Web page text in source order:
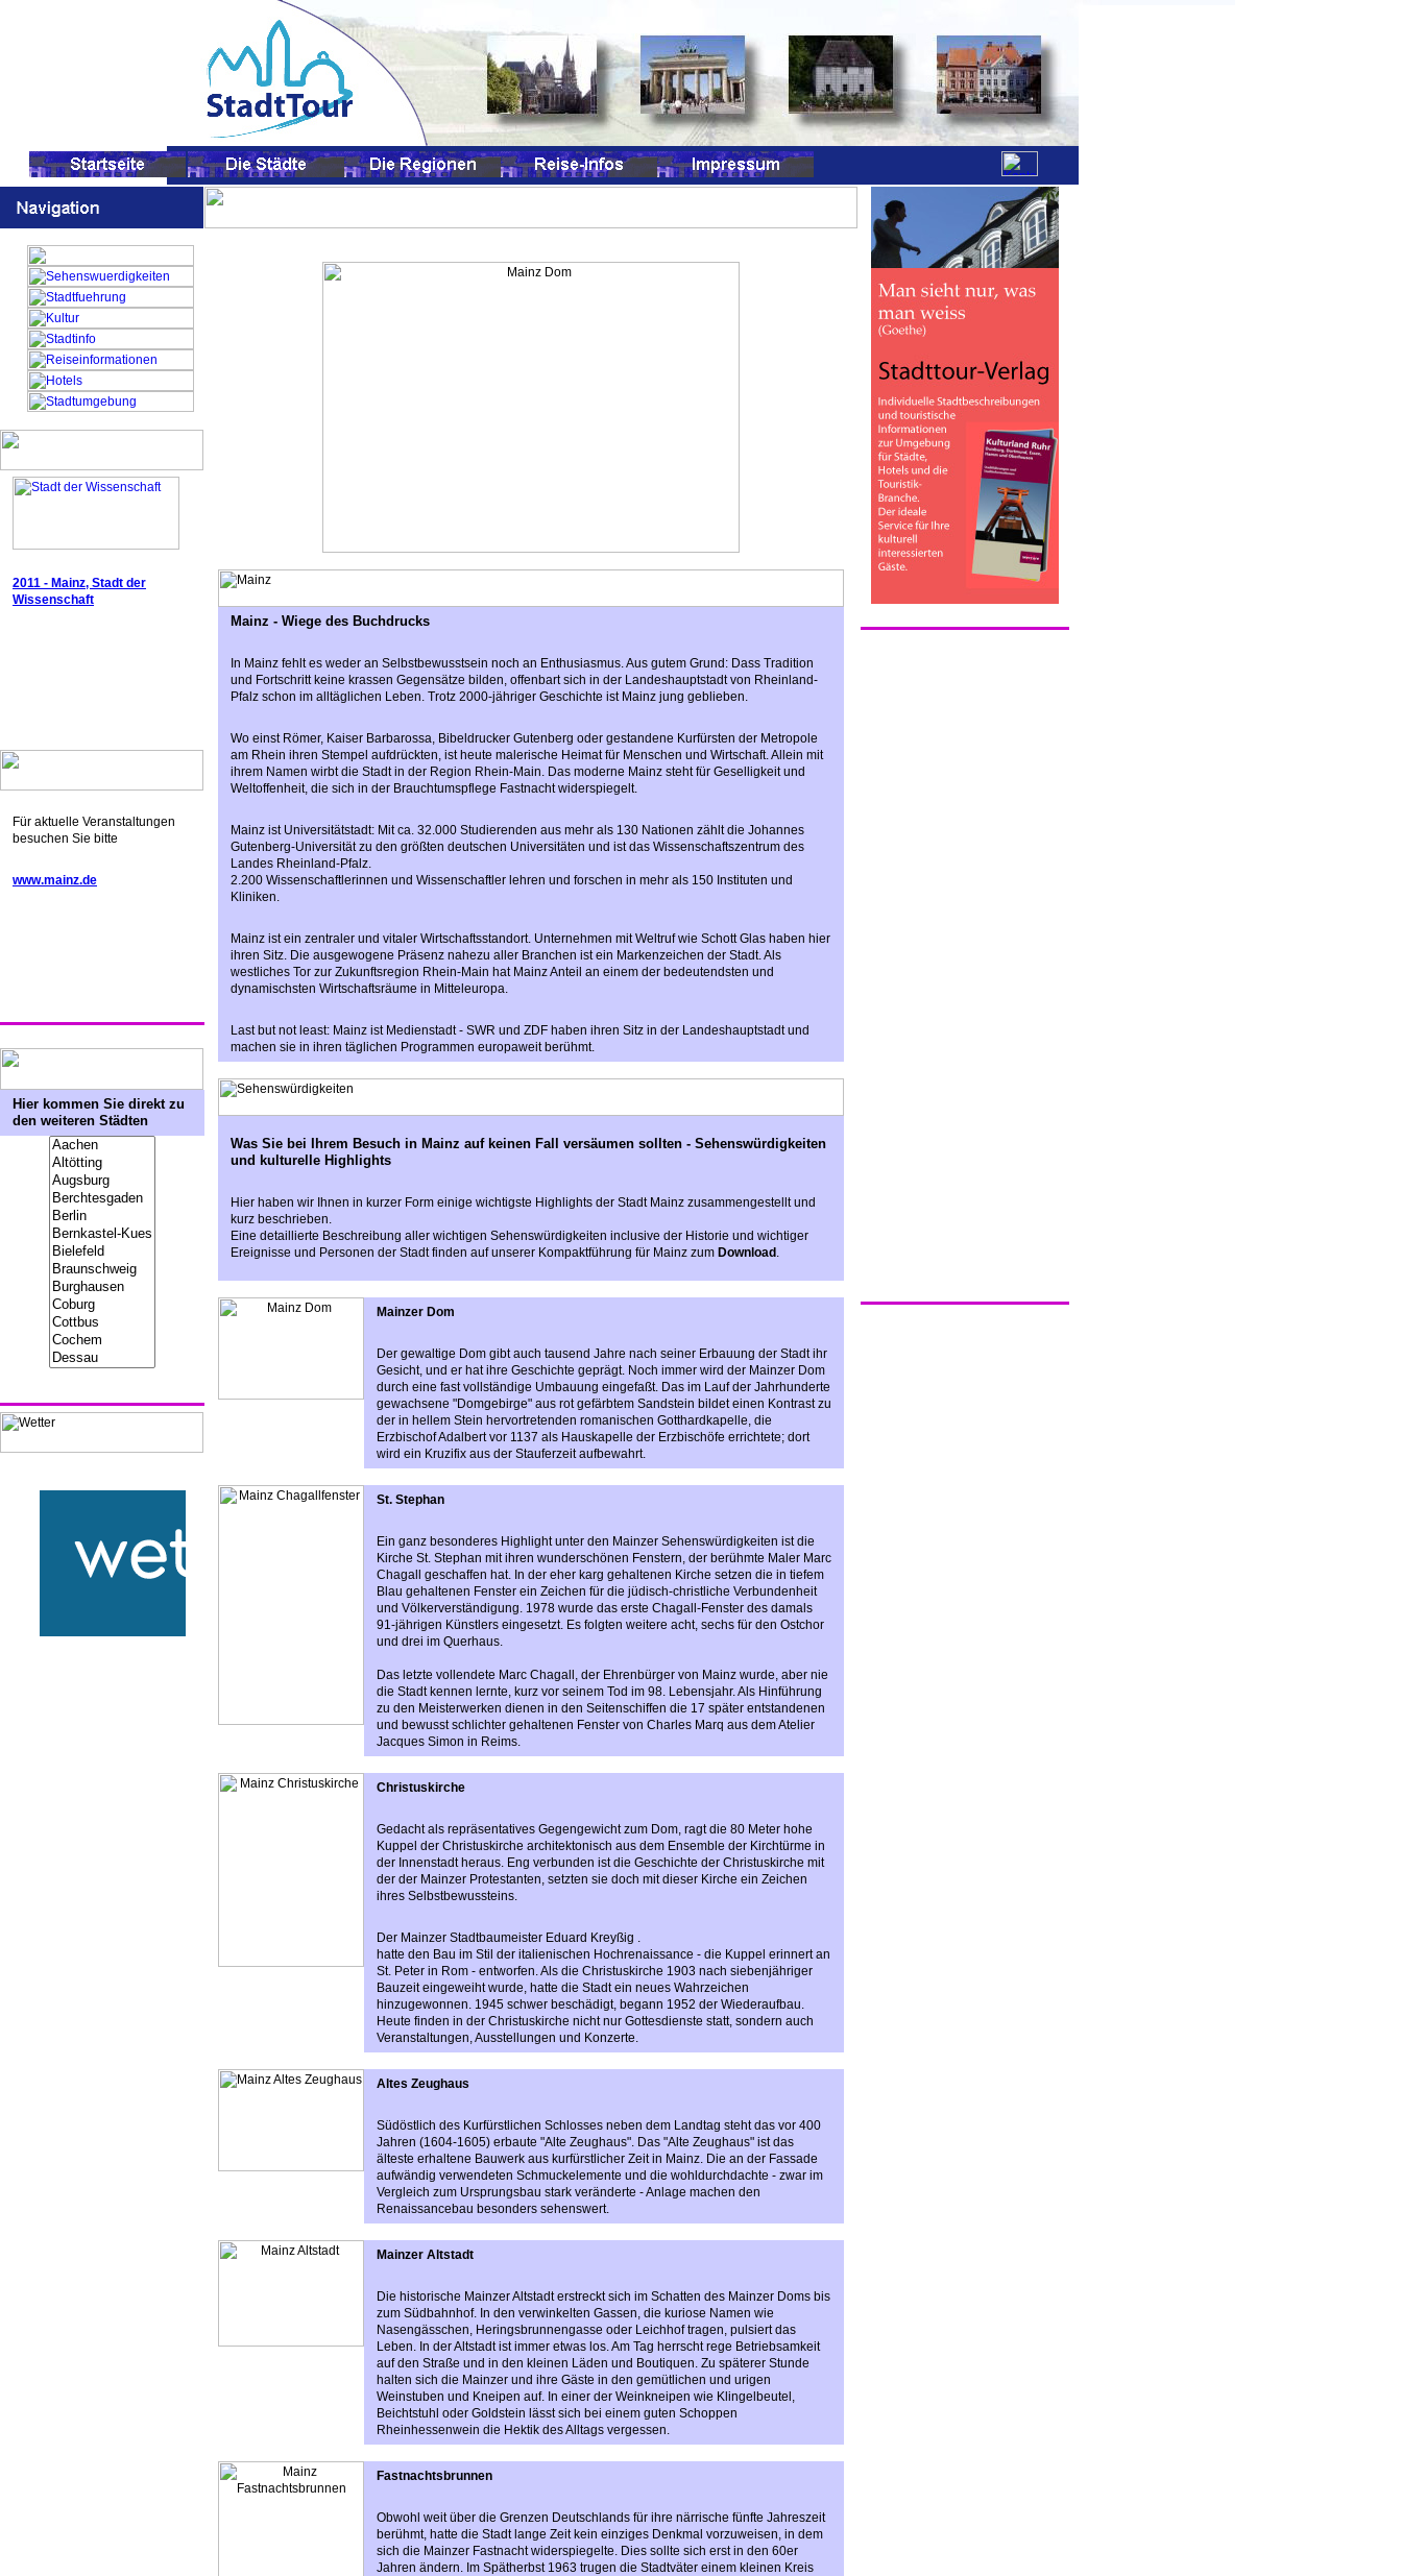
2011 - Mainz, Stadt der
Wissenschaft
Für aktuelle Veranstaltungen
besuchen Sie bitte
www.mainz.de
Hier kommen Sie direkt zu
den weiteren Städten
Mainz - Wiege des Buchdrucks
In Mainz fehlt es weder an Selbstbewusstsein noch an Enthusiasmus. Aus gutem Grund: Dass Tradition
und Fortschritt keine krassen Gegensätze bilden, offenbart sich in der Landeshauptstadt von Rheinland-
Pfalz schon im alltäglichen Leben. Trotz 2000-jähriger Geschichte ist Mainz jung geblieben.
Wo einst Römer, Kaiser Barbarossa, Bibeldrucker Gutenberg oder gestandene Kurfürsten der Metropole
am Rhein ihren Stempel aufdrückten, ist heute malerische Heimat für Menschen und Wirtschaft. Allein mit
ihrem Namen wirbt die Stadt in der Region Rhein-Main. Das moderne Mainz steht für Geselligkeit und
Weltoffenheit, die sich in der Brauchtumspflege Fastnacht widerspiegelt.
Mainz ist Universitätstadt: Mit ca. 32.000 Studierenden aus mehr als 130 Nationen zählt die Johannes
Gutenberg-Universität zu den größten deutschen Universitäten und ist das Wissenschaftszentrum des
Landes Rheinland-Pfalz.
2.200 Wissenschaftlerinnen und Wissenschaftler lehren und forschen in mehr als 150 Instituten und
Kliniken.
Mainz ist ein zentraler und vitaler Wirtschaftsstandort. Unternehmen mit Weltruf wie Schott Glas haben hier
ihren Sitz. Die ausgewogene Präsenz nahezu aller Branchen ist ein Markenzeichen der Stadt. Als
westliches Tor zur Zukunftsregion Rhein-Main hat Mainz Anteil an einem der bedeutendsten und
dynamischsten Wirtschaftsräume in Mitteleuropa.
Last but not least: Mainz ist Medienstadt - SWR und ZDF haben ihren Sitz in der Landeshauptstadt und
machen sie in ihren täglichen Programmen europaweit berühmt.
Was Sie bei Ihrem Besuch in Mainz auf keinen Fall versäumen sollten - Sehenswürdigkeiten
und kulturelle Highlights
Hier haben wir Ihnen in kurzer Form einige wichtigste Highlights der Stadt Mainz zusammengestellt und
kurz beschrieben.
Eine detaillierte Beschreibung aller wichtigen Sehenswürdigkeiten inclusive der Historie und wichtiger
Ereignisse und Personen der Stadt finden auf unserer Kompaktführung für Mainz zum Download .
Mainzer Dom
Der gewaltige Dom gibt auch tausend Jahre nach seiner Erbauung der Stadt ihr
Gesicht, und er hat ihre Geschichte geprägt. Noch immer wird der Mainzer Dom
durch eine fast vollständige Umbauung eingefaßt. Das im Lauf der Jahrhunderte
gewachsene "Domgebirge" aus rot gefärbtem Sandstein bildet einen Kontrast zu
der in hellem Stein hervortretenden romanischen Gotthardkapelle, die
Erzbischof Adalbert vor 1137 als Hauskapelle der Erzbischöfe errichtete; dort
wird ein Kruzifix aus der Stauferzeit aufbewahrt.
St. Stephan
Ein ganz besonderes Highlight unter den Mainzer Sehenswürdigkeiten ist die
Kirche St. Stephan mit ihren wunderschönen Fenstern, der berühmte Maler Marc
Chagall geschaffen hat. In der eher karg gehaltenen Kirche setzen die in tiefem
Blau gehaltenen Fenster ein Zeichen für die jüdisch-christliche Verbundenheit
und Völkerverständigung. 1978 wurde das erste Chagall-Fenster des damals
91-jährigen Künstlers eingesetzt. Es folgten weitere acht, sechs für den Ostchor
und drei im Querhaus.
Das letzte vollendete Marc Chagall, der Ehrenbürger von Mainz wurde, aber nie
die Stadt kennen lernte, kurz vor seinem Tod im 98. Lebensjahr. Als Hinführung
zu den Meisterwerken dienen in den Seitenschiffen die 17 später entstandenen
und bewusst schlichter gehaltenen Fenster von Charles Marq aus dem Atelier
Jacques Simon in Reims.
Christuskirche
Gedacht als repräsentatives Gegengewicht zum Dom, ragt die 80 Meter hohe
Kuppel der Christuskirche architektonisch aus dem Ensemble der Kirchtürme in
der Innenstadt heraus. Eng verbunden ist die Geschichte der Christuskirche mit
der der Mainzer Protestanten, setzten sie doch mit dieser Kirche ein Zeichen
ihres Selbstbewussteins.
Der Mainzer Stadtbaumeister Eduard Kreyßig .
hatte den Bau im Stil der italienischen Hochrenaissance - die Kuppel erinnert an
St. Peter in Rom - entworfen. Als die Christuskirche 1903 nach siebenjähriger
Bauzeit eingeweiht wurde, hatte die Stadt ein neues Wahrzeichen
hinzugewonnen. 1945 schwer beschädigt, begann 1952 der Wiederaufbau.
Heute finden in der Christuskirche nicht nur Gottesdienste statt, sondern auch
Veranstaltungen, Ausstellungen und Konzerte.
Altes Zeughaus
Südöstlich des Kurfürstlichen Schlosses neben dem Landtag steht das vor 400
Jahren (1604-1605) erbaute "Alte Zeughaus". Das "Alte Zeughaus" ist das
älteste erhaltene Bauwerk aus kurfürstlicher Zeit in Mainz. Die an der Fassade
aufwändig verwendeten Schmuckelemente und die wohldurchdachte - zwar im
Vergleich zum Ursprungsbau stark veränderte - Anlage machen den
Renaissancebau besonders sehenswert.
Mainzer Altstadt
Die historische Mainzer Altstadt erstreckt sich im Schatten des Mainzer Doms bis
zum Südbahnhof. In den verwinkelten Gassen, die kuriose Namen wie
Nasengässchen, Heringsbrunnengasse oder Leichhof tragen, pulsiert das
Leben. In der Altstadt ist immer etwas los. Am Tag herrscht rege Betriebsamkeit
auf den Straße und in den kleinen Läden und Boutiquen. Zu späterer Stunde
halten sich die Mainzer und ihre Gäste in den gemütlichen und urigen
Weinstuben und Kneipen auf. In einer der Weinkneipen wie Klingelbeutel,
Beichtstuhl oder Goldstein lässt sich bei einem guten Schoppen
Rheinhessenwein die Hektik des Alltags vergessen.
Fastnachtsbrunnen
Obwohl weit über die Grenzen Deutschlands für ihre närrische fünfte Jahreszeit
berühmt, hatte die Stadt lange Zeit kein einziges Denkmal vorzuweisen, in dem
sich die Mainzer Fastnacht widerspiegelte. Dies sollte sich erst in den 60er
Jahren ändern. Im Spätherbst 1963 trugen die Stadtväter einem kleinen Kreis